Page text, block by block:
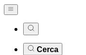
Cerca